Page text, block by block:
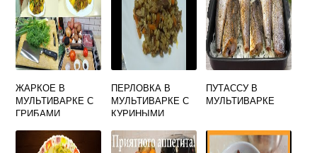
ЖАРКОЕ В
МУЛЬТИВАРКЕ С
ГРИБАМИ
ПЕРЛОВКА В
МУЛЬТИВАРКЕ С
КУРИНЫМИ
ПУТАССУ В
МУЛЬТИВАРКЕ